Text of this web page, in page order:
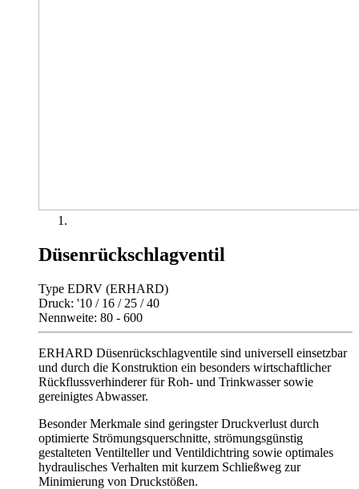
Düsenrückschlagventil
Type EDRV (ERHARD)
Druck: '10 / 16 / 25 / 40
Nennweite: 80 - 600
ERHARD Düsenrückschlagventile sind universell einsetzbar
und durch die Konstruktion ein besonders wirtschaftlicher
Rückflussverhinderer für Roh- und Trinkwasser sowie
gereinigtes Abwasser.
Besonder Merkmale sind geringster Druckverlust durch
optimierte Strömungsquerschnitte, strömungsgünstig
gestalteten Ventilteller und Ventildichtring sowie optimales
hydraulisches Verhalten mit kurzem Schließweg zur
Minimierung von Druckstößen.